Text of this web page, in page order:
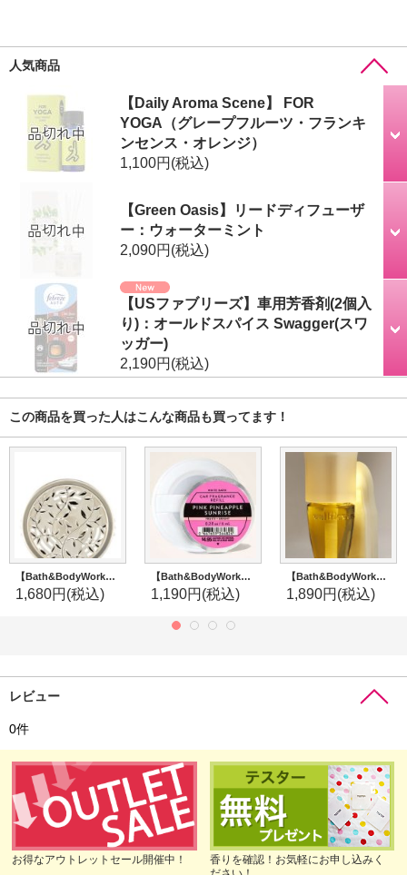
人気商品
【Daily Aroma Scene】 FOR
YOGA（グレープフルーツ・フランキ
ンセンス・オレンジ）
1,100円(税込)
【Green Oasis】リードディフューザ
ー：ウォーターミント
2,090円(税込)
【USファブリーズ】車用芳香剤(2個入
り)：オールドスパイス Swagger(スワ
ッガー)
2,190円(税込)
この商品を買った人はこんな商品も買ってます！
【Bath&BodyWorks】カーフレグランスホルダー(ベントクリップ付)：Silver Vines
1,680円(税込)
【Bath&BodyWorks】カーフレグランス詰替リフィル：ピンクパイナップルサンライズ
1,190円(税込)
【Bath&BodyWorks】Wallflowers本体：ホワイトパールフレアー(ホワイトフレアー)ナイトライト
1,890円(税込)
レビュー
0件
お得なアウトレットセール開催中！
香りを確認！お気軽にお申し込みく